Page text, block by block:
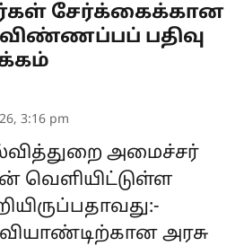
சேர்க்கைக்கான
பதிவு
3:16 pm
அமைச்சர்
வெளியிட்டுள்ள
அரசு